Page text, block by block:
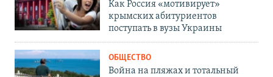
Как Россия «мотивирует»
крымских абитуриентов
поступать в вузы Украины
ОБЩЕСТВО
Война на пляжах и тотальный